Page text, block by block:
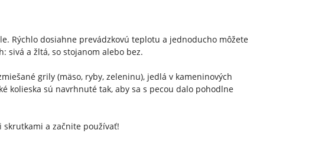
Rýchlo dosiahne prevádzkovú teplotu a jednoducho môžete
sivá a žltá, so stojanom alebo bez.
grily (mäso, ryby, zeleninu), jedlá v kameninových
kolieska sú navrhnuté tak, aby sa s pecou dalo pohodlne
skrutkami a začnite používať!